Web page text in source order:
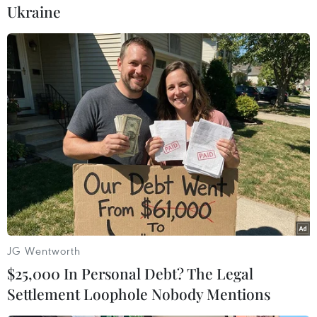
phát triển tổ chức thông qua việc thuhút nhiều
thành viên liên kết, mở rộng mạng lưới các tổ
chức thành viên trựcthuộc, đặc biệt thu hút sự
tham gia của lớp trẻ để tạo nền tảng lâu dài cho
hoạtđộng của hội.
Phó Chủ tịch Đôn Tuấn Phong, Đại sứ Cộng hòa
Séc tại Việt Nam Martin Klepetko,Chủ tịch Danh
dự Hội Séc-Việt Marcel Winter phát biểu cùng
bày tỏ tin tưởng, vớisự lãnh đạo của Ban Chấp
hành mới, với phương hướng và nhiệm vụ Đại
hội đề ra,Hội hữu nghị Việt Nam-Séc sẽ thu
được những thành tựu mới, góp phần xứng
đángvào việc tăng cường, thúc đẩy quan hệ hữu
Ukraine
JG Wentworth
$25,000 In Personal Debt? The Legal
Settlement Loophole Nobody Mentions